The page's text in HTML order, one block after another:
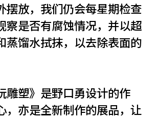
摆放，我们仍会每星期检查
察是否有腐蚀情况，并以超
蒸馏水拭抹，以去除表面的
雕塑》是野口勇设计的作
，亦是全新制作的展品，让